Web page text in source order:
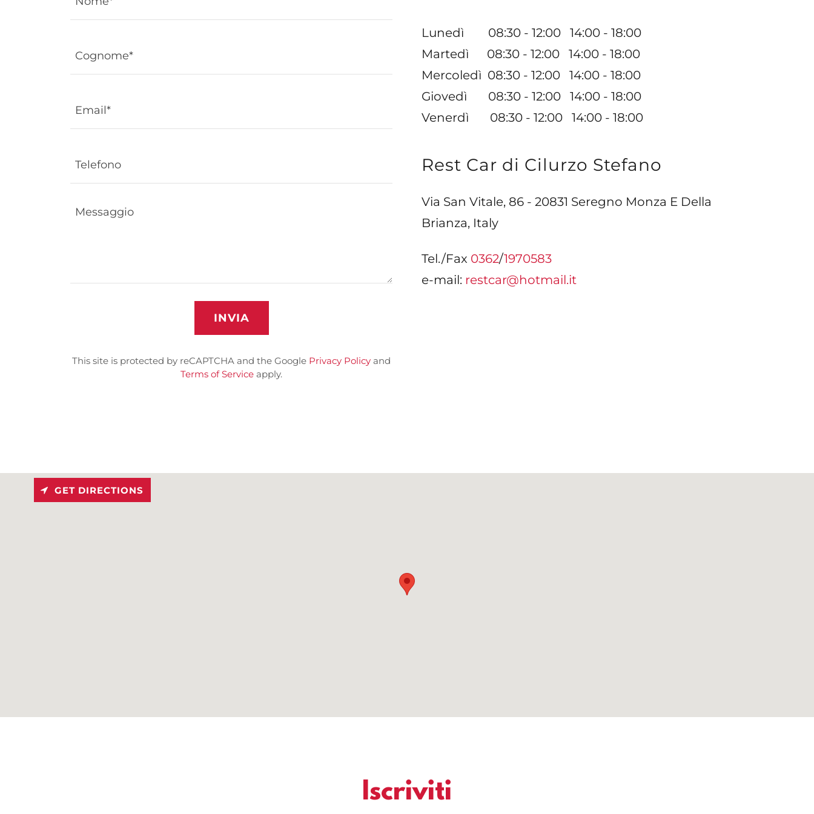
Cognome*
Email*
Telefono
INVIA
This site is protected by reCAPTCHA and the Google Privacy Policy and
Terms of Service apply.
Lunedì 08:30 - 12:00 14:00 - 18:00
Martedì 08:30 - 12:00 14:00 - 18:00
Mercoledì 08:30 - 12:00 14:00 - 18:00
Giovedì 08:30 - 12:00 14:00 - 18:00
Venerdì 08:30 - 12:00 14:00 - 18:00
Rest Car di Cilurzo Stefano
Via San Vitale, 86 - 20831 Seregno Monza E Della
Brianza, Italy
Tel./Fax 0362/1970583
e-mail: restcar@hotmail.it
GET DIRECTIONS
Iscriviti